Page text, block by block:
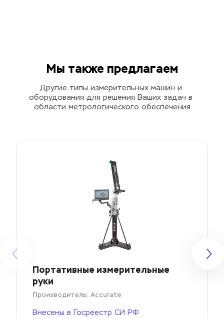
Мы также предлагаем
Другие типы измерительных машин и
оборудования для решения Ваших задач в
области метрологического обеспечения
Портативные измерительные
руки
Производитель: Accurate
Внесены в Госреестр СИ РФ